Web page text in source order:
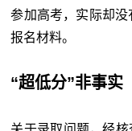
参加高考，实际却
报名材料。
“超低分”非事实